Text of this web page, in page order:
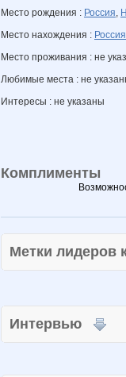
Место рождения : Россия,
Место нахождения : Россия
Место проживания : не
Любимые места : не
Интересы : не указаны
Комплименты
Метки
Интервью